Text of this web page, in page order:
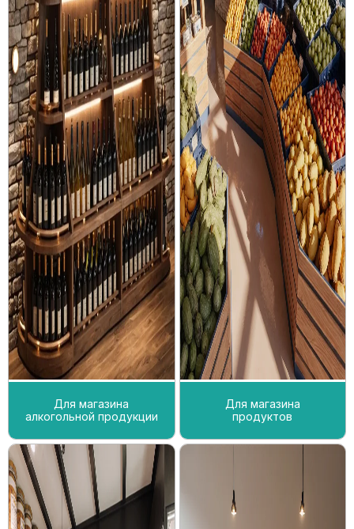
Для магазина
алкогольной продукции
Для магазина
продуктов